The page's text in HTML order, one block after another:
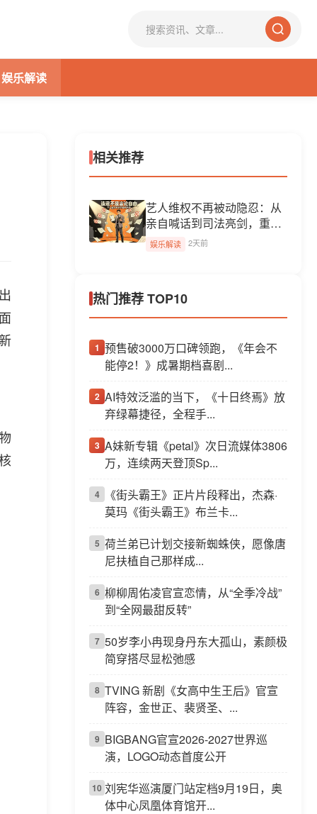
娱乐解读
相关推荐
艺人维权不再被动隐忍：从
亲自喊话到司法亮剑，重
塑...
娱乐解读 2天前
热门推荐 TOP10
1 预售破3000万口碑领跑，《年会不
能停2！》成暑期档喜剧...
2 AI特效泛滥的当下，《十日终焉》放
弃绿幕捷径，全程手...
3 A妹新专辑《petal》次日流媒体3806
万，连续两天登顶Sp...
4
《街头霸王》正片片段释出，杰森·
莫玛《街头霸王》布兰卡...
5 荷兰弟已计划交接新蜘蛛侠，愿像唐
尼扶植自己那样成...
6 柳柳周佑凌官宣恋情，从“全季冷战”
到“全网最甜反转”
7 50岁李小冉现身丹东大孤山，素颜极
简穿搭尽显松弛感
8 TVING 新剧《女高中生王后》官宣
阵容，金世正、裴贤圣、...
9 BIGBANG官宣2026-2027世界巡
演，LOGO动态首度公开
10 刘宪华巡演厦门站定档9月19日，奥
体中心凤凰体育馆开...